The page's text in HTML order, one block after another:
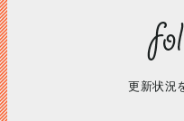
更新状況